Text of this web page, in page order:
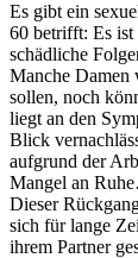
Es gibt ein
60 betrifft: Es
schädliche
Manche Damen
sollen, noch
liegt an den
Blick
aufgrund der
Mangel an
Dieser
sich für lange
ihrem Partner